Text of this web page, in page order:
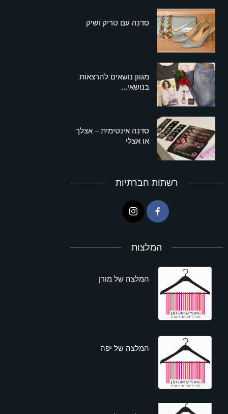
סדנה עם טריק ושיק
מגוון נושאים להרצאות
בנושאי...
סדנה אינטימית – אצלך
או אצלי
רשתות חברתיות
המלצות
המלצה של מורן
המלצה של יפה